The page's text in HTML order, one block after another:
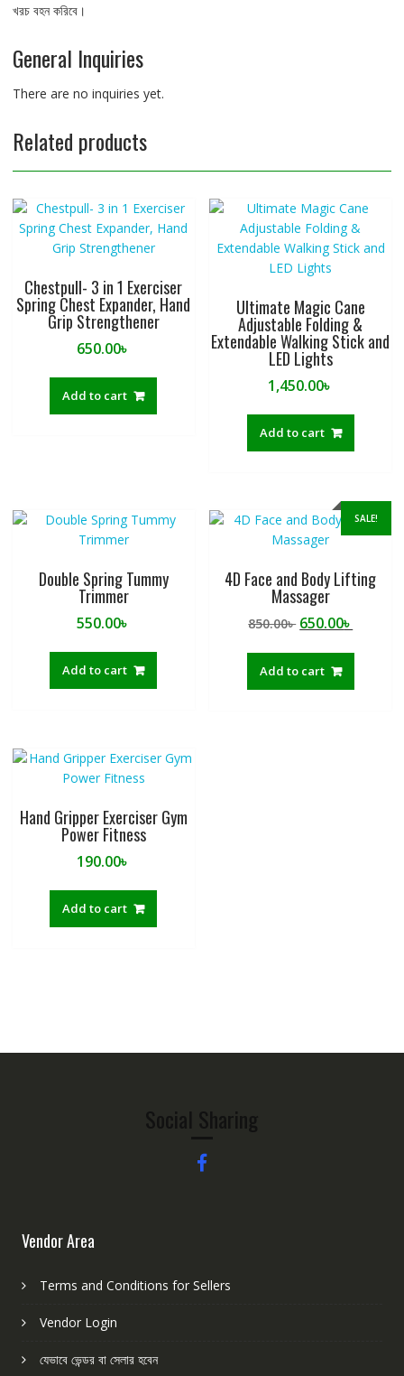
খরচ বহন করিবে।
General Inquiries
There are no inquiries yet.
Related products
Chestpull- 3 in 1 Exerciser
Spring Chest Expander, Hand
Grip Strengthener
650.00৳
Add to cart
Ultimate Magic Cane
Adjustable Folding &
Extendable Walking Stick and
LED Lights
1,450.00৳
Add to cart
Double Spring Tummy
Trimmer
550.00৳
Add to cart
SALE!
4D Face and Body Lifting
Massager
850.00৳ Original
850.00৳ .
650.00৳
Add to cart
Hand Gripper Exerciser Gym
Power Fitness
190.00৳
Add to cart
Social Sharing
Vendor Area
Terms and Conditions for Sellers
Vendor Login
যেভাবে ভেন্ডর বা সেলার হবেন